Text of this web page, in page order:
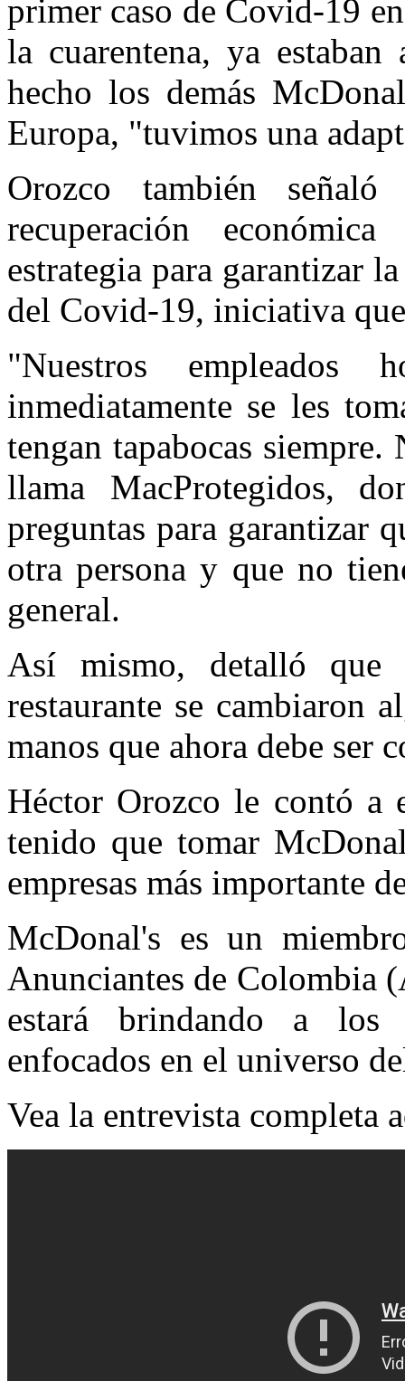
primer caso de Covid-19
la cuarentena, ya
hecho los demás
Europa, "tuvimos una
Orozco también
recuperación
estrategia para garantizar
del Covid-19, iniciativa
"Nuestros
inmediatamente se les
tengan tapabocas siempre.
llama MacProtegidos,
preguntas para garantizar
otra persona y que no
general.
Así mismo, detalló que
restaurante se cambiaron
manos que ahora debe ser
Héctor Orozco le contó a
tenido que tomar
empresas más importante
McDonal's es un
Anunciantes de Colombia
estará brindando a los
enfocados en el universo
Vea la entrevista completa